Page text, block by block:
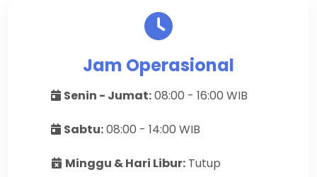
Jam Operasional
Senin - Jumat:08:00 - 16:00 WIB
Sabtu:08:00 - 14:00 WIB
Minggu & Hari Libur: Tutup